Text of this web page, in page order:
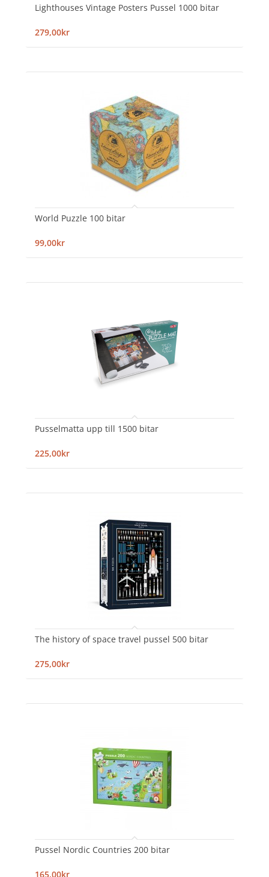
Lighthouses Vintage Posters Pussel 1000 bitar
279,00kr
World Puzzle 100 bitar
99,00kr
Pusselmatta upp till 1500 bitar
225,00kr
The history of space travel pussel 500 bitar
275,00kr
Pussel Nordic Countries 200 bitar
165,00kr